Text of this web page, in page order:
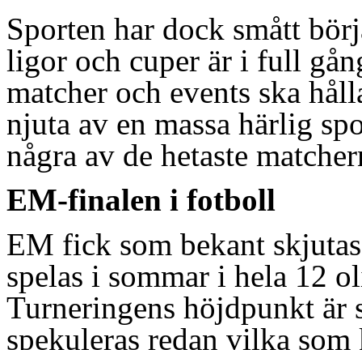
Sporten har dock smått
ligor och cuper är i full
matcher och events ska
njuta av en massa härlig
några av de hetaste
EM-finalen i fotboll
EM fick som bekant
spelas i sommar i hela 12
Turneringens höjdpunkt
spekuleras redan vilka